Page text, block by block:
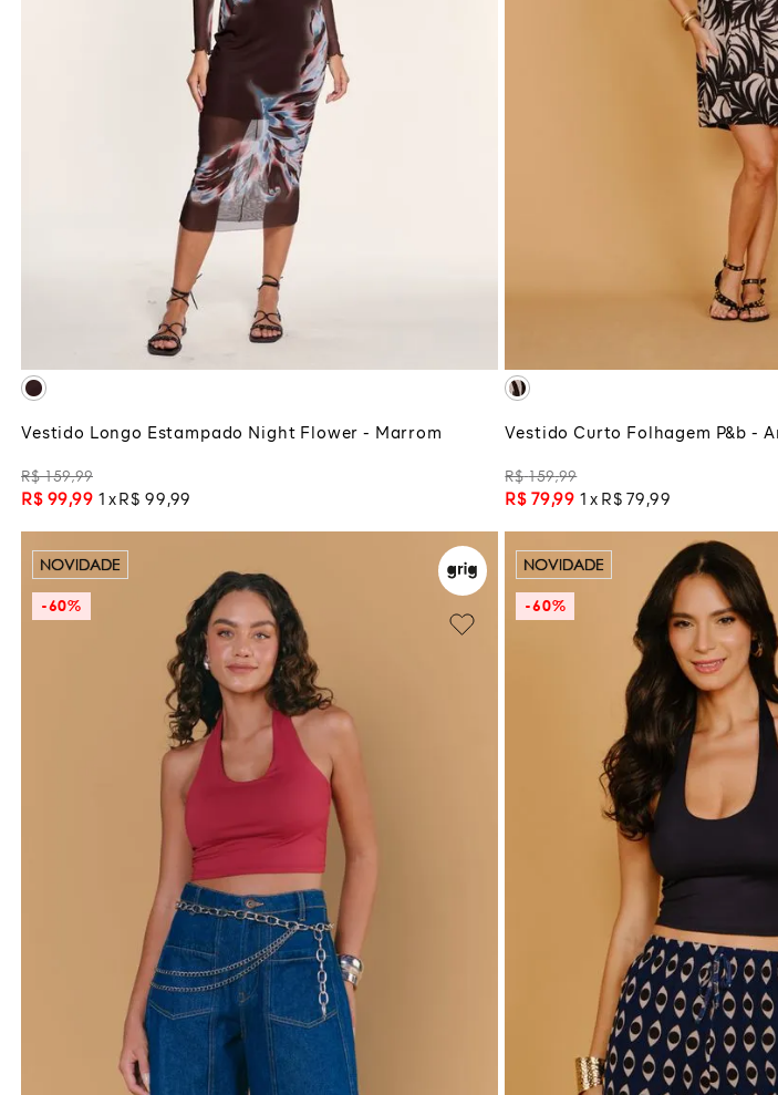
P
PP
ADICIONAR À SACOLA
Vestido Longo Estampado Night Flower - Marrom
R$ 159,99
R$ 99,99 1 R$ 99 ,99
P
Vestido Curto Folhagem P&b -
R$ 159,99
R$ 79,99 1 R$ 79 ,99
NOVIDADE
-60%
NOVIDADE
-60%
M